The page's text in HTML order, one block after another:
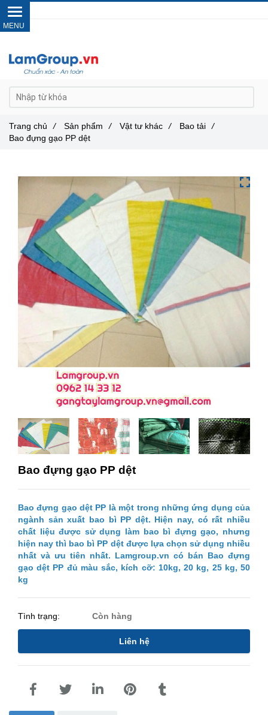
Bao đựng gạo PP dệt
Bao đựng gạo dệt PP là một trong những ứng dụng của
ngành sản xuất bao bì PP dệt. Hiện nay, có rất nhiều
chất liệu được sử dụng làm bao bì đựng gạo, nhưng
hiện nay thì bao bì PP dệt được lựa chọn sử dụng nhiều
nhất và ưu tiên nhất. Lamgroup.vn có bán Bao đựng
gạo dệt PP đủ màu sắc, kích cỡ: 10kg, 20 kg, 25 kg, 50
kg
Tình trạng: Còn hàng
Liên hệ
Trang chủ / Sản phẩm / Vật tư khác / Bao tải
/
Bao đựng gạo PP dệt